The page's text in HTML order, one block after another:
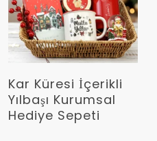
Devamını Oku
Kar Küresi İçerikli
Yılbaşı Kurumsal
Hediye Sepeti